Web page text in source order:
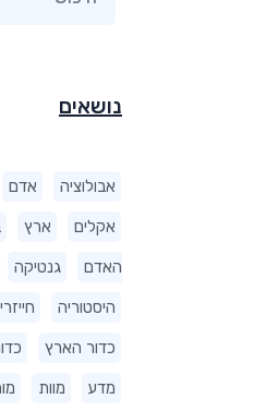
נושאים
אבולוציה אדם
אקלים ארץ
האדם גנטיקה
היסטוריה
כדור הארץ
מדע מוות